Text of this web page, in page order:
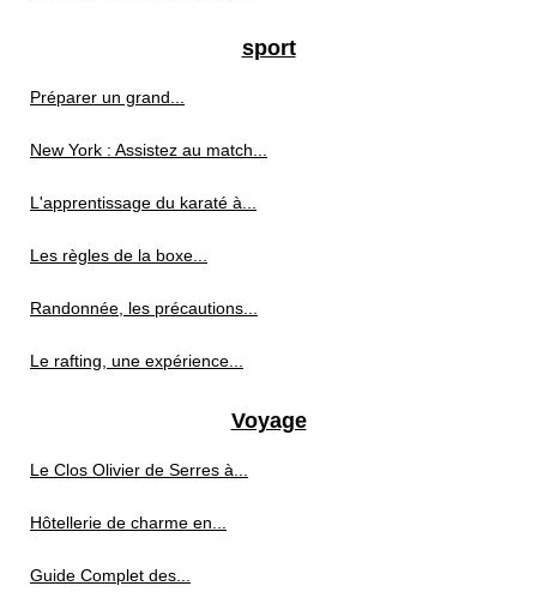
sport
Préparer un grand...
New York : Assistez au match...
L'apprentissage du karaté à...
Les règles de la boxe...
Randonnée, les précautions...
Le rafting, une expérience...
Voyage
Le Clos Olivier de Serres à...
Hôtellerie de charme en...
Guide Complet des...